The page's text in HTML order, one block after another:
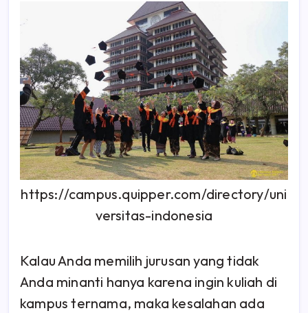
https://campus.quipper.com/directory/uni
versitas-indonesia
Kalau Anda memilih jurusan yang tidak
Anda minanti hanya karena ingin kuliah di
kampus ternama, maka kesalahan ada